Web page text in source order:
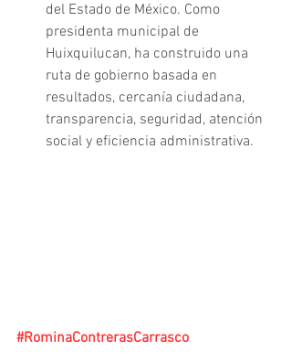
del Estado de México. Como
presidenta municipal de
Huixquilucan, ha construido una
ruta de gobierno basada en
resultados, cercanía ciudadana,
transparencia, seguridad, atención
social y eficiencia administrativa.
#RominaContrerasCarrasco